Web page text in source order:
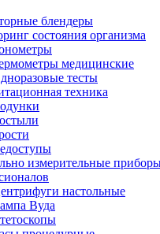
блендеры
состояния организма
медицинские
тесты
техника
измерительные
настольные
Вуда